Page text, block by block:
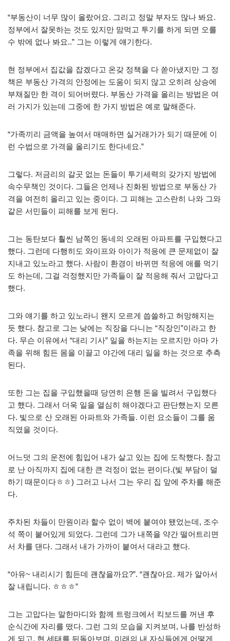
“부동산이 너무 많이 올랐어요. 그리고 정말 부자도 많나 봐요.
정부에서 잘못하는 것도 있지만 맘먹고 투기를 하게 되면 오를
수 밖에 없나 봐요..” 그는 이렇게 얘기한다.
현 정부에서 집값을 잡겠다고 온갖 정책을 다 쏟아냈지만 그 정
책은 부동산 가격의 안정에는 도움이 되지 않고 오히려 상승에
부채질만 한 격이 되어버렸다. 부동산 가격을 올리는 방법은 여
러 가지가 있는데 그중에 한 가지 방법은 예로 말해준다.
“가족끼리 금액을 높여서 매매하면 실거래가가 되기 때문에 이
런 수법으로 가격을 올리기도 한다네요.”
그렇다. 저금리의 갈곳 없는 돈들이 투기세력의 갖가지 방법에
속수무책인 것이다. 그들은 언제나 진화된 방법으로 부동산 가
격을 여전히 올리고 있는 중이다. 그 피해는 고스란히 나와 그와
같은 서민들이 피해를 보게 된다.
그는 동탄보다 훨씬 남쪽인 동네의 오래된 아파트를 구입했다고
했다. 그런데 다행히도 와이프와 아이가 적응에 큰 문제없이 잘
지내고 있노라고 했다. 사람이 환경이 바뀌면 적응에 애를 먹기
도 하는데, 그걸 걱정했지만 가족들이 잘 적응해 줘서 고맙다고
했다.
그와 얘기를 하고 있노라니 왠지 모르게 씁쓸하고 허망해지는
듯 했다. 참고로 그는 낮에는 직장을 다니는 “직장인”이라고 한
다. 무슨 이유에서 “대리 기사” 일을 하는지는 모르지만 아마 가
족을 위해 힘든 몸을 이끌고 야간에 대리 일을 하는 것으로 추측
된다.
또한 그는 집을 구입했을때 당연히 은행 돈을 빌려서 구입했다
고 했다. 그래서 더욱 일을 열심히 해야겠다고 판단했는지 모른
다. 빛으로 산 오래된 아파트와 가족들. 이런 요소들이 그를 움
직였을 것이다.
어느덧 그의 운전에 힘입어 내가 살고 있는 집에 도착했다. 참고
로 난 아직까지 집에 대한 큰 걱정이 없는 편이다.(빛 부담이 덜
하기 때문이다ㅎㅎ) 그러고 나서 그는 우리 집 앞에 주차를 해준
다.
주차된 차들이 만원이라 할수 없이 벽에 붙여야 됐었는데, 조수
석 쪽이 붙어있게 되었다. 그런데 그가 내쪽을 약간 떨어트리면
서 차를 댄다. 그래서 내가 가까이 붙여서 대라고 했다.
“아유~ 내리시기 힘든데 괜찮을까요?”. “괜찮아요. 제가 알아서
잘 내립니다. ㅎㅎㅎ”
그는 고맙다는 말한마디와 함께 트렁크에서 킥보드를 꺼낸 후
순식간에 자리를 떴다. 그런 그의 모습을 지켜보며, 나를 반성하
게 되고, 현 세태를 뒤돌아보며, 미래의 내 자식들에게 어떻게